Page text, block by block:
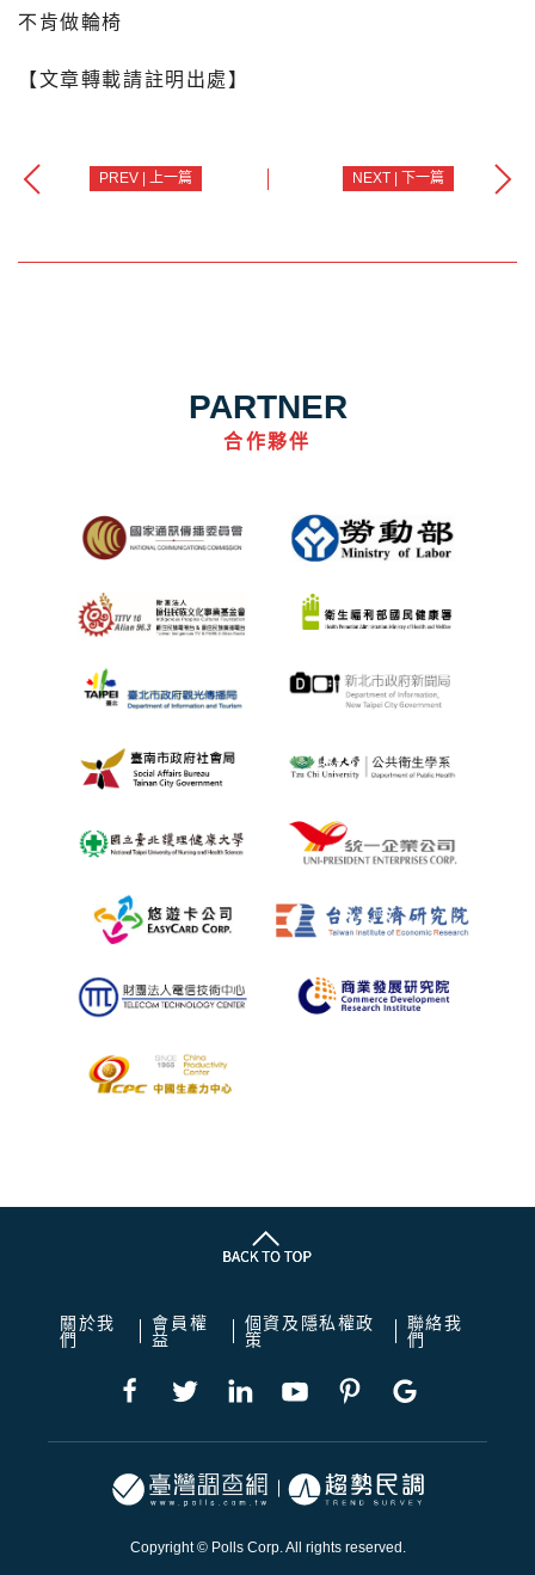
不肯做輪椅
【文章轉載請註明出處】
PREV | 上一篇 NEXT | 下一篇
PARTNER
合作夥伴
關於我
們
會員權
益
個資及隱私權政
策
聯絡我
們
Copyright © Polls Corp. All rights reserved.